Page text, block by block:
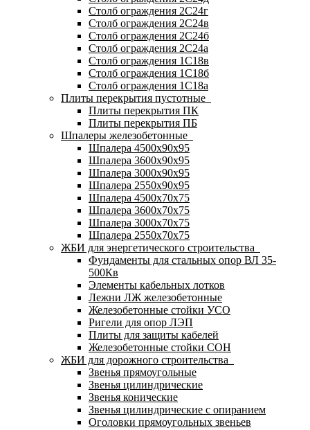
Столб ограждения 2С24г
Столб ограждения 2С24в
Столб ограждения 2С24б
Столб ограждения 2С24а
Столб ограждения 1С18в
Столб ограждения 1С18б
Столб ограждения 1С18а
Плиты перекрытия пустотные
Плиты перекрытия ПК
Плиты перекрытия ПБ
Шпалеры железобетонные
Шпалера 4500х90х95
Шпалера 3600х90х95
Шпалера 3000х90х95
Шпалера 2550х90х95
Шпалера 4500х70х75
Шпалера 3600х70х75
Шпалера 3000х70х75
Шпалера 2550х70х75
ЖБИ для энергетического строительства
Фундаменты для стальных опор ВЛ 35-
500Кв
Элементы кабельных лотков
Лежни ЛЖ железобетонные
Железобетонные стойки УСО
Ригели для опор ЛЭП
Плиты для защиты кабелей
Железобетонные стойки СОН
ЖБИ для дорожного строительства
Звенья прямоугольные
Звенья цилиндрические
Звенья конические
Звенья цилиндрические с опиранием
Оголовки прямоугольных звеньев